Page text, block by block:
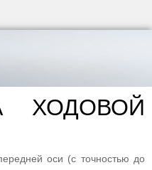
ХОДОВОЙ
оси (с точностью до